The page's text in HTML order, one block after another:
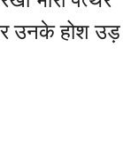
उनके होश उड़